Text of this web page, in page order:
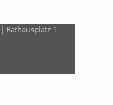
Rathausplatz 1